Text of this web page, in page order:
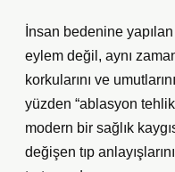
İnsan bedenine
eylem değil, aynı
korkularını ve
yüzden “ablasyon
modern bir sağlık
değişen tıp